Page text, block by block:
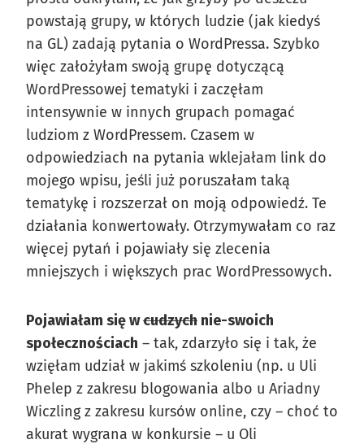
powstają grupy, w których ludzie (jak kiedyś
na GL) zadają pytania o WordPressa. Szybko
więc założyłam swoją grupę dotyczącą
WordPressowej tematyki i zaczęłam
intensywnie w innych grupach pomagać
ludziom z WordPressem. Czasem w
odpowiedziach na pytania wklejałam link do
mojego wpisu, jeśli już poruszałam taką
tematykę i rozszerzał on moją odpowiedź. Te
działania konwertowały. Otrzymywałam co raz
więcej pytań i pojawiały się zlecenia
mniejszych i większych prac WordPressowych.
Pojawiałam się wcudzych nie-swoich
społecznościach – tak, zdarzyło się i tak, że
wzięłam udział w jakimś szkoleniu (np. u Uli
Phelep z zakresu blogowania albo u Ariadny
Wiczling z zakresu kursów online, czy – choć to
akurat wygrana w konkursie – u Oli